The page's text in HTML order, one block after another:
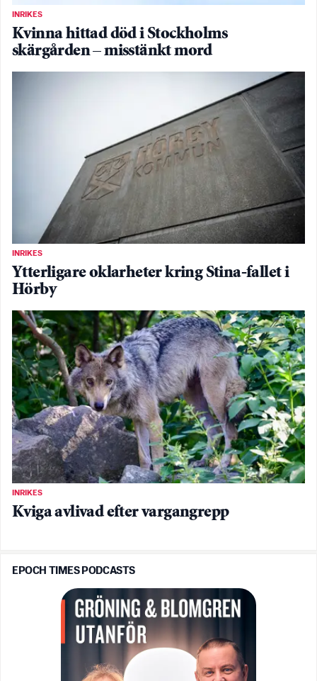
INRIKES
Kvinna hittad död i Stockholms
skärgården – misstänkt mord
INRIKES
Ytterligare oklarheter kring Stina-fallet i
Hörby
INRIKES
Kviga avlivad efter vargangrepp
EPOCH TIMES PODCASTS